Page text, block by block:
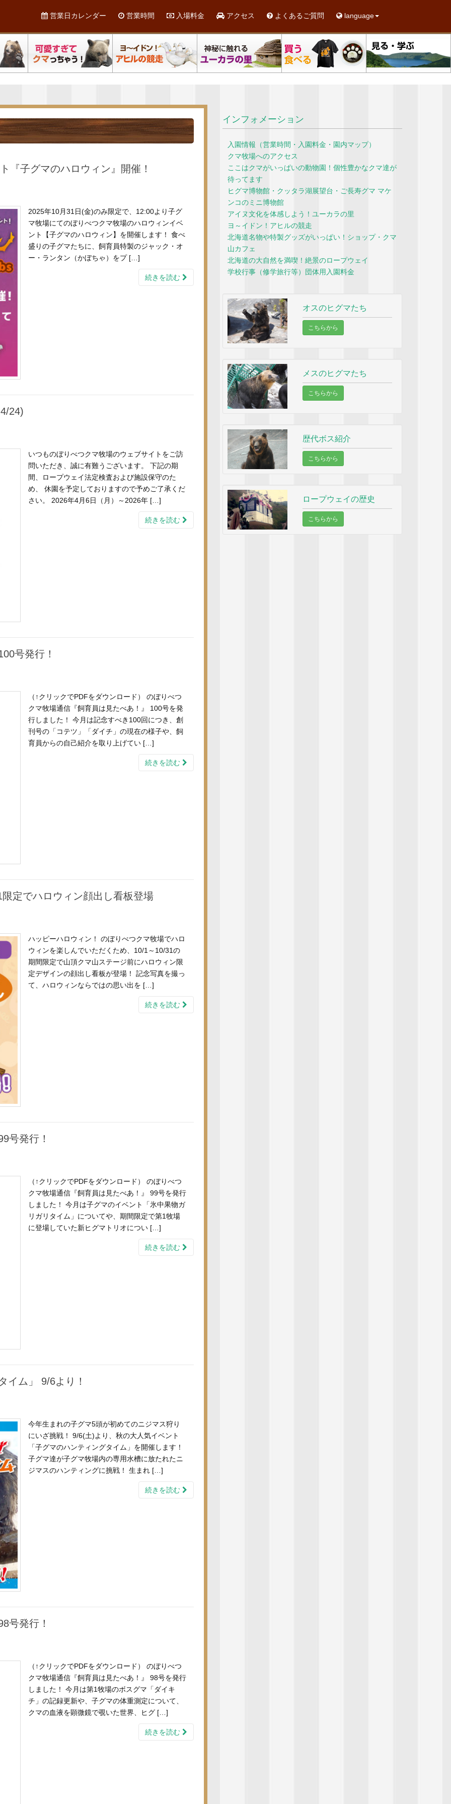
営業日カレンダー 営業時間 入場料金 アクセス よくあるご質問 language
『子グマのハロウィン』開催！
2025年10月31日(金)のみ限定で、12:00より子グ
マ牧場にてのぼりべつクマ牧場のハロウィンイベ
ント【子グマのハロウィン】を開催します！ 食べ
盛りの子グマたちに、飼育員特製のジャック・オ
ー・ランタン（かぼちゃ）をプ […]
続きを読む
24)
いつものぼりべつクマ牧場のウェブサイトをご訪
問いただき、誠に有難うございます。 下記の期
間、ロープウェイ法定検査および施設保守のた
め、 休園を予定しておりますので予めご了承くだ
さい。 2026年4月6日（月）～2026年 […]
続きを読む
号発行！
（↑クリックでPDFをダウンロード） のぼりべつ
クマ牧場通信『飼育員は見たべあ！』 100号を発
行しました！ 今月は記念すべき100回につき、創
刊号の「コテツ」「ダイチ」の現在の様子や、飼
育員からの自己紹介を取り上げてい […]
続きを読む
定でハロウィン顔出し看板登場
ハッピーハロウィン！ のぼりべつクマ牧場でハロ
ウィンを楽しんでいただくため、10/1～10/31の
期間限定で山頂クマ山ステージ前にハロウィン限
定デザインの顔出し看板が登場！ 記念写真を撮っ
て、ハロウィンならではの思い出を […]
続きを読む
号発行！
（↑クリックでPDFをダウンロード） のぼりべつ
クマ牧場通信『飼育員は見たべあ！』 99号を発行
しました！ 今月は子グマのイベント「氷中果物ガ
リガリタイム」についてや、期間限定で第1牧場
に登場していた新ヒグマトリオについ […]
続きを読む
イム」 9/6より！
今年生まれの子グマ5頭が初めてのニジマス狩り
にいざ挑戦！ 9/6(土)より、秋の大人気イベント
「子グマのハンティングタイム」を開催します！
子グマ達が子グマ牧場内の専用水槽に放たれたニ
ジマスのハンティングに挑戦！ 生まれ […]
続きを読む
号発行！
（↑クリックでPDFをダウンロード） のぼりべつ
クマ牧場通信『飼育員は見たべあ！』 98号を発行
しました！ 今月は第1牧場のボスグマ「ダイキ
チ」の記録更新や、子グマの体重測定について、
クマの血液を顕微鏡で覗いた世界、ヒグ […]
続きを読む
インフォメーション
入園情報（営業時間・入園料金・園内マップ）
クマ牧場へのアクセス
ここはクマがいっぱいの動物園！個性豊かなクマ達が
待ってます
ヒグマ博物館・クッタラ湖展望台・ご長寿グマ マケ
ンコのミニ博物館
アイヌ文化を体感しよう！ユーカラの里
ヨ～イドン！アヒルの競走
北海道名物や特製グッズがいっぱい！ショップ・クマ
山カフェ
北海道の大自然を満喫！絶景のロープウェイ
学校行事（修学旅行等）団体用入園料金
オスのヒグマたち
こちらから
メスのヒグマたち
こちらから
歴代ボス紹介
こちらから
ロープウェイの歴史
こちらから